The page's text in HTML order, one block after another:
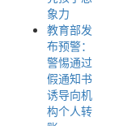
象力
教育部发
布预警：
警惕通过
假通知书
诱导向机
构个人转